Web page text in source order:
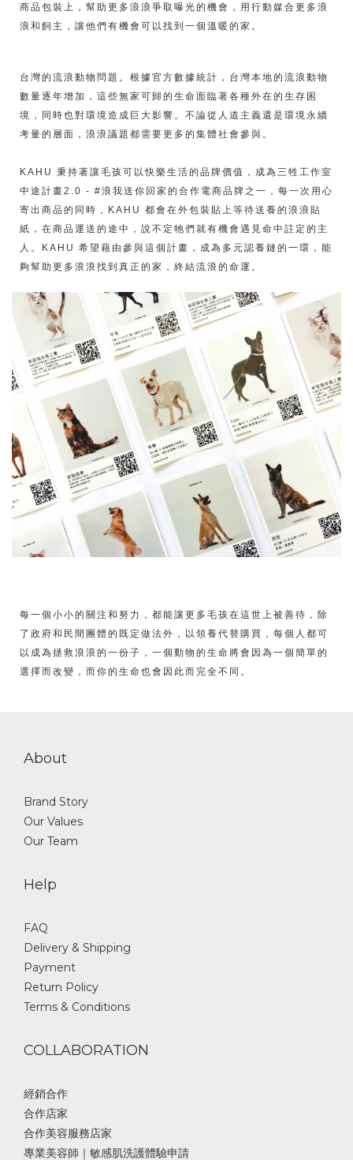
商品包裝上，幫助更多浪浪爭取曝光的機會，用行動媒合更多浪
浪和飼主，讓他們有機會可以找到一個溫暖的家。
台灣的流浪動物問題。根據官方數據統計，台灣本地的流浪動物
數量逐年增加，這些無家可歸的生命面臨著各種外在的生存困
境，同時也對環境造成巨大影響。不論從人道主義還是環境永續
考量的層面，浪浪議題都需要更多的集體社會參與。
KAHU 秉持著讓毛孩可以快樂生活的品牌價值，成為三牲工作室
中途計畫2.0 - #浪我送你回家的合作電商品牌之一，每一次用心
寄出商品的同時，KAHU 都會在外包裝貼上等待送養的浪浪貼
紙，在商品運送的途中，說不定牠們就有機會遇見命中註定的主
人。KAHU 希望藉由參與這個計畫，成為多元認養鏈的一環，能
夠幫助更多浪浪找到真正的家，終結流浪的命運。
每一個小小的關注和努力，都能讓更多毛孩在這世上被善待，除
了政府和民間團體的既定做法外，以領養代替購買，每個人都可
以成為拯救浪浪的一份子，一個動物的生命將會因為一個簡單的
選擇而改變，而你的生命也會因此而完全不同。
About
Brand Story
Our Values
Our Team
Help
FAQ
Delivery & Shipping
Payment
Return Policy
Terms & Conditions
COLLABORATION
經銷合作
合作店家
合作美容服務店家
專業美容師｜敏感肌洗護體驗申請